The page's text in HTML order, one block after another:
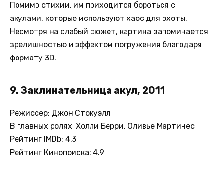
Помимо стихии, им приходится бороться с
акулами, которые используют хаос для охоты.
Несмотря на слабый сюжет, картина запоминается
зрелишностью и эффектом погружения благодаря
формату 3D.
9. Заклинательница акул, 2011
Режиссер: Джон Стокуэлл
В главных ролях: Холли Берри, Оливье Мартинес
Рейтинг IMDb: 4.3
Рейтинг Кинопоиска: 4.9